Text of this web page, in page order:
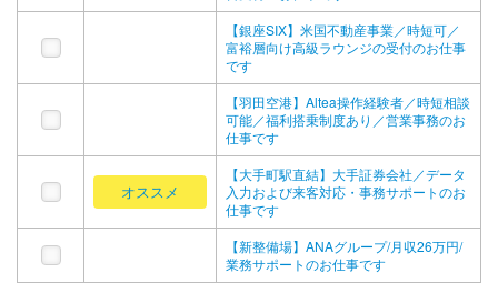
【銀座SIX】米国不動産事業／時短可／
富裕層向け高級ラウンジの受付のお仕事
です
【羽田空港】Altea操作経験者／時短相談
可能／福利搭乗制度あり／営業事務のお
仕事です
オススメ
【大手町駅直結】大手証券会社／データ
入力および来客対応・事務サポートのお
仕事です
【新整備場】ANAグループ/月収26万円/
業務サポートのお仕事です